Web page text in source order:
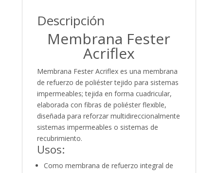
Descripción
Membrana Fester
Acriflex
Membrana Fester Acriflex es una membrana
de refuerzo de poliéster tejido para sistemas
impermeables; tejida en forma cuadricular,
elaborada con fibras de poliéster flexible,
diseñada para reforzar multidireccionalmente
sistemas impermeables o sistemas de
recubrimiento.
Usos:
Como membrana de refuerzo integral de